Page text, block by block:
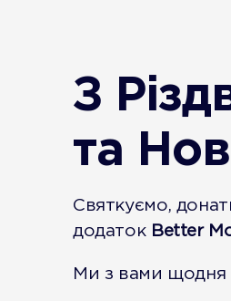
З
та
Святкуємо,
додаток Better
Ми з вами щодня